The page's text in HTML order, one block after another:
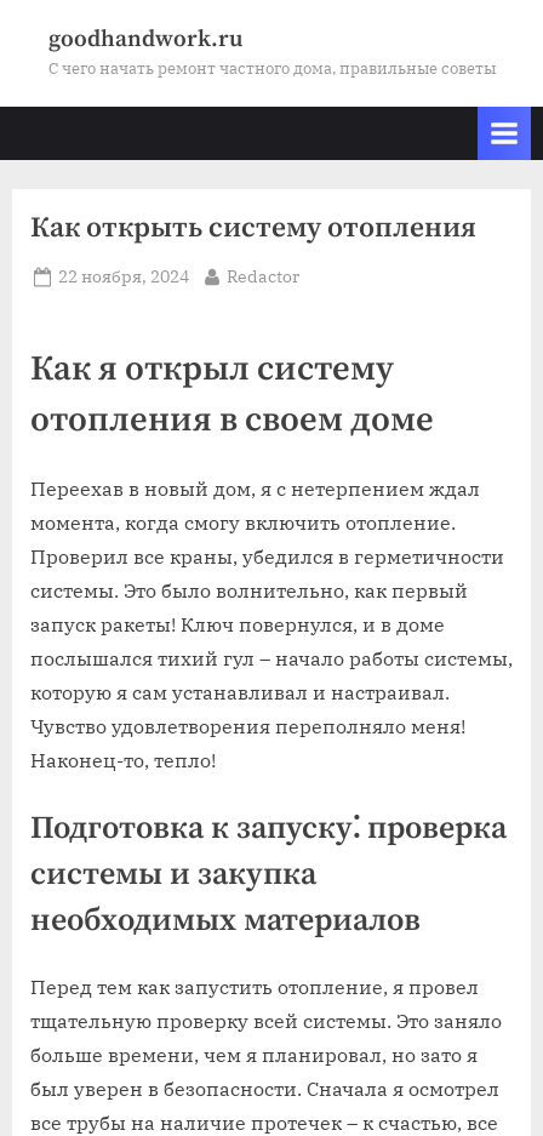
goodhandwork.ru
С чего начать ремонт частного дома, правильные советы
Как открыть систему отопления
Posted
22 ноября, 2024 By
Redactor
Как я открыл систему
отопления в своем доме
Переехав в новый дом, я с нетерпением ждал
момента, когда смогу включить отопление.
Проверил все краны, убедился в герметичности
системы. Это было волнительно, как первый
запуск ракеты! Ключ повернулся, и в доме
послышался тихий гул – начало работы системы,
которую я сам устанавливал и настраивал.
Чувство удовлетворения переполняло меня!
Наконец-то, тепло!
Подготовка к запуску⁚ проверка
системы и закупка
необходимых материалов
Перед тем как запустить отопление, я провел
тщательную проверку всей системы. Это заняло
больше времени, чем я планировал, но зато я
был уверен в безопасности. Сначала я осмотрел
все трубы на наличие протечек – к счастью, все